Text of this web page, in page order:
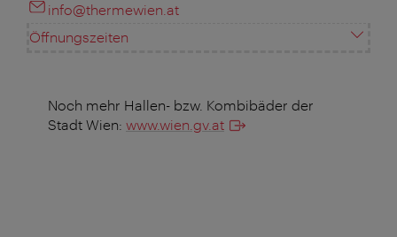
info@thermewien.at
Öffnungszeiten
Noch mehr Hallen- bzw. Kombibäder der
Stadt Wien: www.wien.gv.at